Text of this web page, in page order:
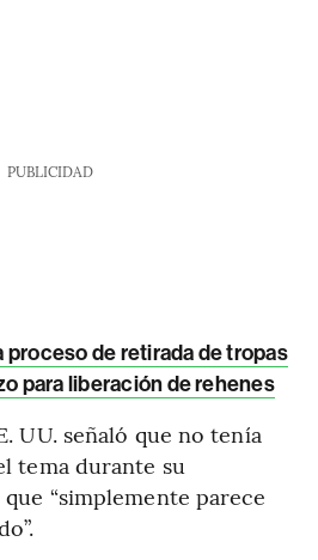
PUBLICIDAD
proceso de retirada de tropas
para liberación de rehenes
UU. señaló que no tenía
tema durante su
“simplemente parece